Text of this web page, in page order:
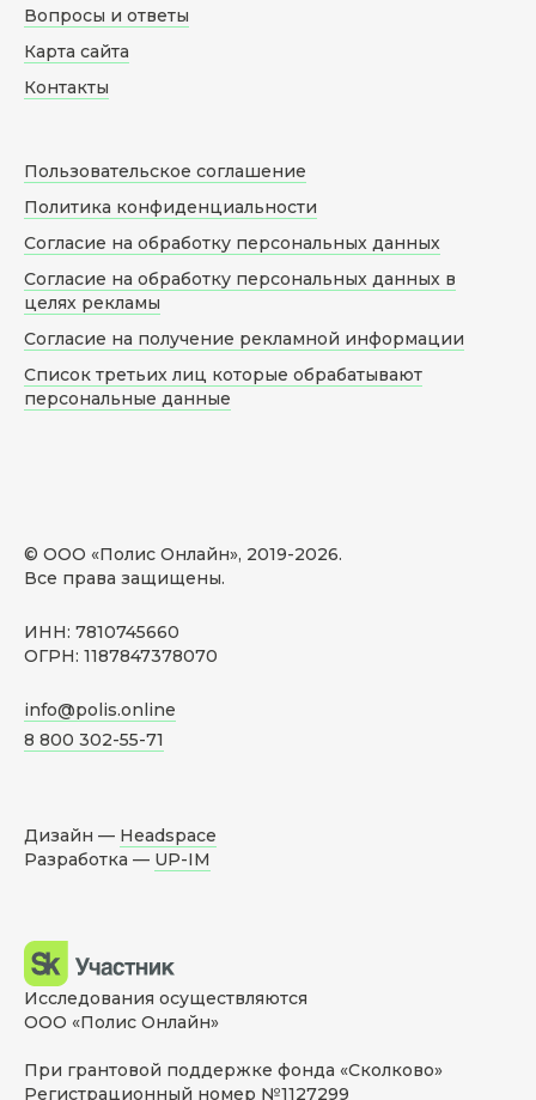
© ООО «Полис Онлайн», 2019-2026.
Все права защищены.
ИНН: 7810745660
ОГРН: 1187847378070
info@polis.online
8 800 302-55-71
Вопросы и ответы
Карта сайта
Контакты
Пользовательское соглашение
Политика конфиденциальности
Согласие на обработку персональных данных
Согласие на обработку персональных данных в
целях рекламы
Согласие на получение рекламной информации
Список третьих лиц которые обрабатывают
персональные данные
Дизайн — Headspace
Разработка — UP-IM
Исследования осуществляются
ООО «Полис Онлайн»
При грантовой поддержке фонда «Сколково»
Регистрационный номер №1127299